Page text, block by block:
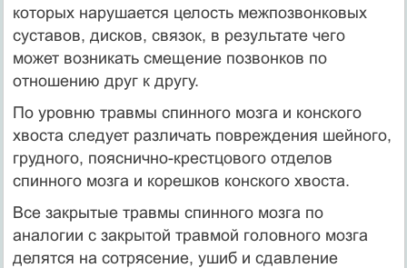
которых нарушается целость межпозвонковых
суставов, дисков, связок, в результате чего
может возникать смещение позвонков по
отношению друг к другу.
По уровню травмы спинного мозга и конского
хвоста следует различать повреждения шейного,
грудного, пояснично-крестцового отделов
спинного мозга и корешков конского хвоста.
Все закрытые травмы спинного мозга по
аналогии с закрытой травмой головного мозга
делятся на сотрясение, ушиб и сдавление